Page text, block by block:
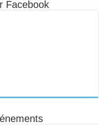
Facebook